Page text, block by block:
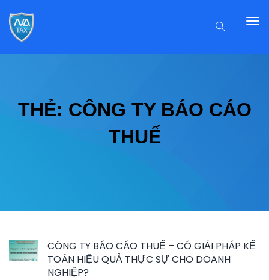
THẺ: CÔNG TY BÁO CÁO
THUẾ
CÔNG TY BÁO CÁO THUẾ – CÓ GIẢI PHÁP KẾ
TOÁN HIỆU QUẢ THỰC SỰ CHO DOANH
NGHIỆP?